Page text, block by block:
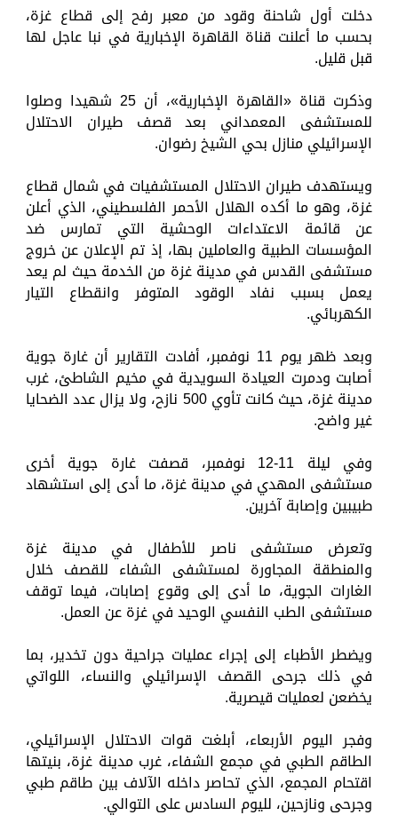
دخلت أول شاحنة وقود من معبر رفح إلى قطاع غزة،
بحسب ما أعلنت قناة القاهرة الإخبارية في نبا عاجل لها
قبل قليل.
وذكرت قناة «القاهرة الإخبارية»، أن 25 شهيدا وصلوا
للمستشفى المعمداني بعد قصف طيران الاحتلال
الإسرائيلي منازل بحي الشيخ رضوان.
ويستهدف طيران الاحتلال المستشفيات في شمال قطاع
غزة، وهو ما أكده الهلال الأحمر الفلسطيني، الذي أعلن
عن قائمة الاعتداءات الوحشية التي تمارس ضد
المؤسسات الطبية والعاملين بها، إذ تم الإعلان عن خروج
مستشفى القدس في مدينة غزة من الخدمة حيث لم يعد
يعمل بسبب نفاد الوقود المتوفر وانقطاع التيار
الكهربائي.
وبعد ظهر يوم 11 نوفمبر، أفادت التقارير أن غارة جوية
أصابت ودمرت العيادة السويدية في مخيم الشاطئ، غرب
مدينة غزة، حيث كانت تأوي 500 نازح، ولا يزال عدد الضحايا
غير واضح.
وفي ليلة 11-12 نوفمبر، قصفت غارة جوية أخرى
مستشفى المهدي في مدينة غزة، ما أدى إلى استشهاد
طبيبين وإصابة آخرين.
وتعرض مستشفى ناصر للأطفال في مدينة غزة
والمنطقة المجاورة لمستشفى الشفاء للقصف خلال
الغارات الجوية، ما أدى إلى وقوع إصابات، فيما توقف
مستشفى الطب النفسي الوحيد في غزة عن العمل.
ويضطر الأطباء إلى إجراء عمليات جراحية دون تخدير، بما
في ذلك جرحى القصف الإسرائيلي والنساء، اللواتي
يخضعن لعمليات قيصرية.
وفجر اليوم الأربعاء، أبلغت قوات الاحتلال الإسرائيلي،
الطاقم الطبي في مجمع الشفاء، غرب مدينة غزة، بنيتها
اقتحام المجمع، الذي تحاصر داخله الآلاف بين طاقم طبي
وجرحى ونازحين، لليوم السادس على التوالي.